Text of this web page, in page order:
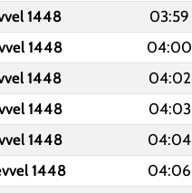
1448
03:59
1448
04:00
1448
04:02
1448
04:03
1448
04:04
1448
04:06